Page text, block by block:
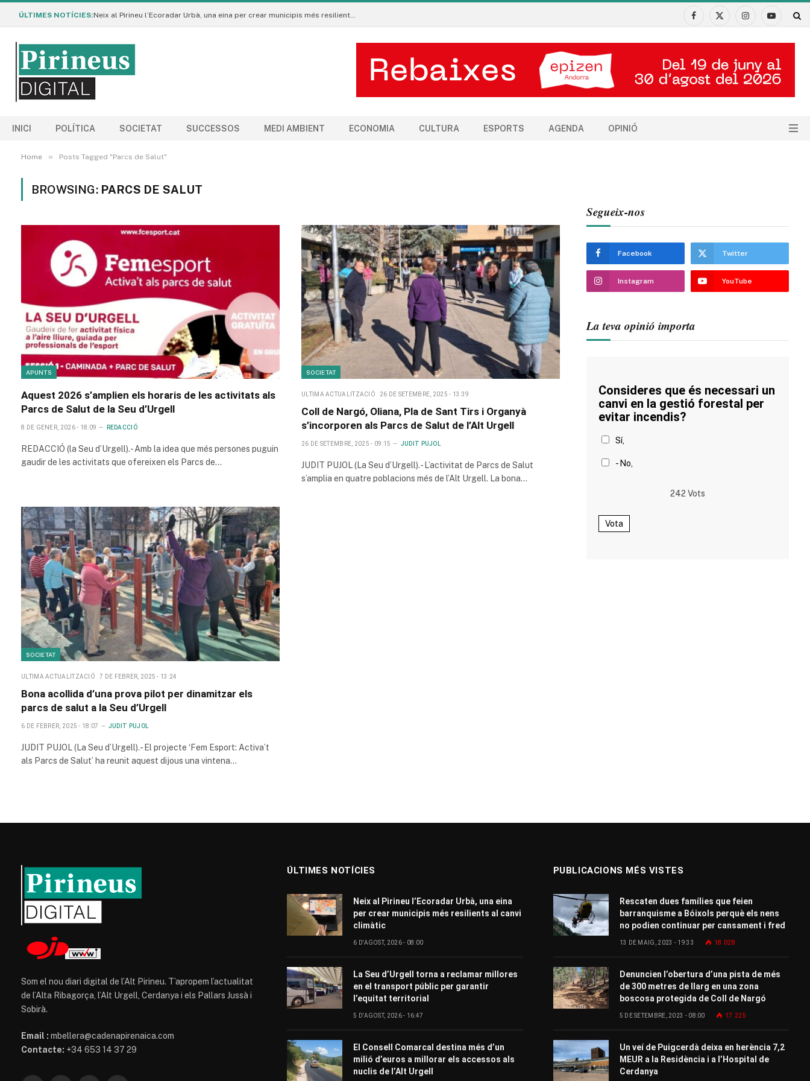
ÚLTIMES NOTÍCIES: Neix al Pirineu l’Ecoradar Urbà, una eina per crear municipis més resilients al canvi climàtic
Facebook
X
InstagramYouTube
INICI POLÍTICA SOCIETAT SUCCESSOS MEDI AMBIENT ECONOMIA CULTURA ESPORTS AGENDA OPINIÓ
Home » Posts Tagged "Parcs de Salut"
BROWSING: PARCS DE SALUT
APUNTS
Aquest 2026 s’amplien els horaris de les activitats als
Parcs de Salut de la Seu d’Urgell
8 DE GENER, 2026 - 18:09 REDACCIÓ
REDACCIÓ (la Seu d’Urgell).- Amb la idea que més persones puguin
gaudir de les activitats que ofereixen els Parcs de…
SOCIETAT
ULTIMA ACTUALITZACIÓ 26 DE SETEMBRE, 2025 - 13:39
Coll de Nargó, Oliana, Pla de Sant Tirs i Organyà
s’incorporen als Parcs de Salut de l’Alt Urgell
26 DE SETEMBRE, 2025 - 09:15 JUDIT PUJOL
JUDIT PUJOL (La Seu d’Urgell).- L’activitat de Parcs de Salut
s’amplia en quatre poblacions més de l’Alt Urgell. La bona…
SOCIETAT
ULTIMA ACTUALITZACIÓ 7 DE FEBRER, 2025 - 13:24
Bona acollida d’una prova pilot per dinamitzar els
parcs de salut a la Seu d’Urgell
6 DE FEBRER, 2025 - 18:07 JUDIT PUJOL
JUDIT PUJOL (La Seu d’Urgell).- El projecte ‘Fem Esport: Activa’t
als Parcs de Salut’ ha reunit aquest dijous una vintena…
Segueix-nos
Facebook Twitter
Instagram YouTube
La teva opinió importa
Consideres que és necessari un
canvi en la gestió forestal per
evitar incendis?
Sí,
- No,
242 Vots
Vota
Som el nou diari digital de l’Alt Pirineu. T’apropem l’actualitat
de l’Alta Ribagorça, l’Alt Urgell, Cerdanya i els Pallars Jussà i
Sobirà.
Email : mbellera@cadenapirenaica.com
Contacte: +34 653 14 37 29
ÚLTIMES NOTÍCIES
Neix al Pirineu l’Ecoradar Urbà, una eina
per crear municipis més resilients al canvi
climàtic
6 D'AGOST, 2026 - 08:00
La Seu d’Urgell torna a reclamar millores
en el transport públic per garantir
l’equitat territorial
5 D'AGOST, 2026 - 16:47
El Consell Comarcal destina més d’un
milió d’euros a millorar els accessos als
nuclis de l’Alt Urgell
PUBLICACIONS MÉS VISTES
Rescaten dues famílies que feien
barranquisme a Bóixols perquè els nens
no podien continuar per cansament i fred
13 DE MAIG, 2023 - 19:33 18.028
Denuncien l’obertura d’una pista de més
de 300 metres de llarg en una zona
boscosa protegida de Coll de Nargó
5 DE SETEMBRE, 2023 - 08:00 17.225
Un veí de Puigcerdà deixa en herència 7,2
MEUR a la Residència i a l’Hospital de
Cerdanya